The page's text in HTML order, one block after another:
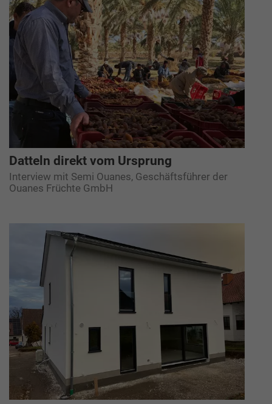
Datteln direkt vom Ursprung
Interview mit Semi Ouanes, Geschäftsführer der
Ouanes Früchte GmbH